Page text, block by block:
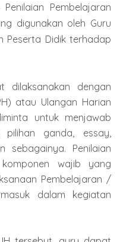
Pembelajaran
digunakan oleh Guru
Peserta Didik terhadap
dilaksanakan dengan
atau Ulangan Harian
untuk menjawab
pilihan ganda, essay,
sebagainya. Penilaian
wajib yang
Pembelajaran /
dalam kegiatan